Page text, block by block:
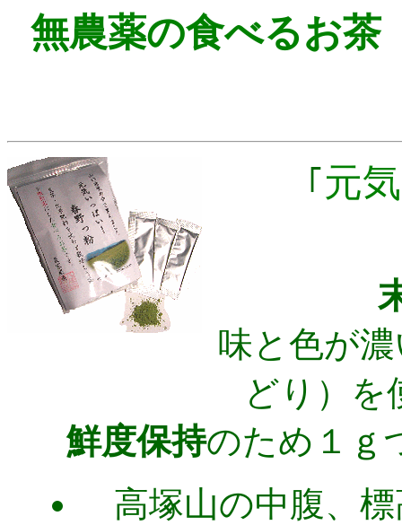
無農薬の食べるお
｢ 元
味と色が
どり）を
鮮度保持のため１ｇ
高塚山の中腹、標